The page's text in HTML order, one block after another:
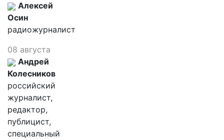
Алексей
Осин
радиожурналист
08 августа
Андрей
Колесников
российский
журналист,
редактор,
публицист,
специальный